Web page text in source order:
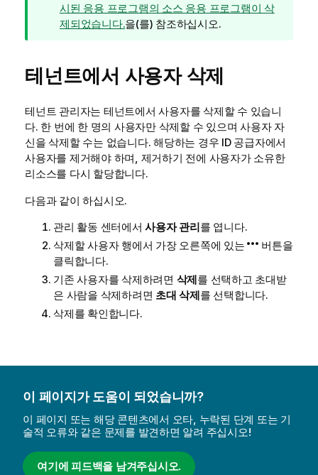
시된 응용 프로그램의 소스 응용 프로그램이 삭
제되었습니다.을(를) 참조하십시오.
테넌트에서 사용자 삭제
테넌트 관리자는 테넌트에서 사용자를 삭제할 수 있습니
다. 한 번에 한 명의 사용자만 삭제할 수 있으며 사용자 자
신을 삭제할 수는 없습니다. 해당하는 경우 ID 공급자에서
사용자를 제거해야 하며, 제거하기 전에 사용자가 소유한
리소스를 다시 할당합니다.
다음과 같이 하십시오.
관리 활동 센터에서사용자 관리를 엽니다.
삭제할 사용자 행에서 가장 오른쪽에 있는
버튼을
클릭합니다.
기존 사용자를 삭제하려면 삭제를 선택하고 초대받
은 사람을 삭제하려면 초대 삭제를 선택합니다.
삭제를 확인합니다.
이 페이지가 도움이 되었습니까?
이 페이지 또는 해당 콘텐츠에서 오타, 누락된 단계 또는 기
술적 오류와 같은 문제를 발견하면 알려 주십시오!
여기에 피드백을 남겨주십시오.